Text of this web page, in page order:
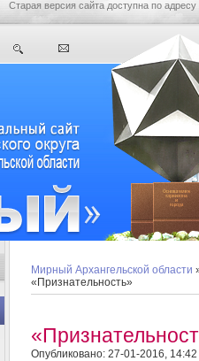
Старая версия сайта доступна по адресу
Мирный Архангельской области
«Признательность»
Опубликовано: 27-01-2016, 14:42